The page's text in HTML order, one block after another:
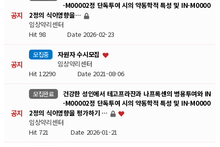
공지
-M00002정 단독투여 시의 약동학적 특성 및 IN-M0000
2정의 식이영향을…
임상약리센터
Hit 98Date 2026-02-23
공지
모집중
자원자 수시모집
임상약리센터
Hit 12290 Date 2021-08-06
공지
모집완료
건강한 성인에서 테고프라잔과 나프록센의 병용투여와 IN
-M00002정 단독투여 시의 약동학적 특성 및 IN-M0000
2정의 식이영향을 평가하기 …
임상약리센터
Hit 721Date 2026-01-21